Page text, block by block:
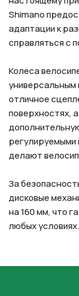
Shimano
адаптации к
справляться с
Колеса
универсальным
отличное
поверхностях,
регулируемыми
делают
За
дисковые
на 160 мм, что
любых условиях.